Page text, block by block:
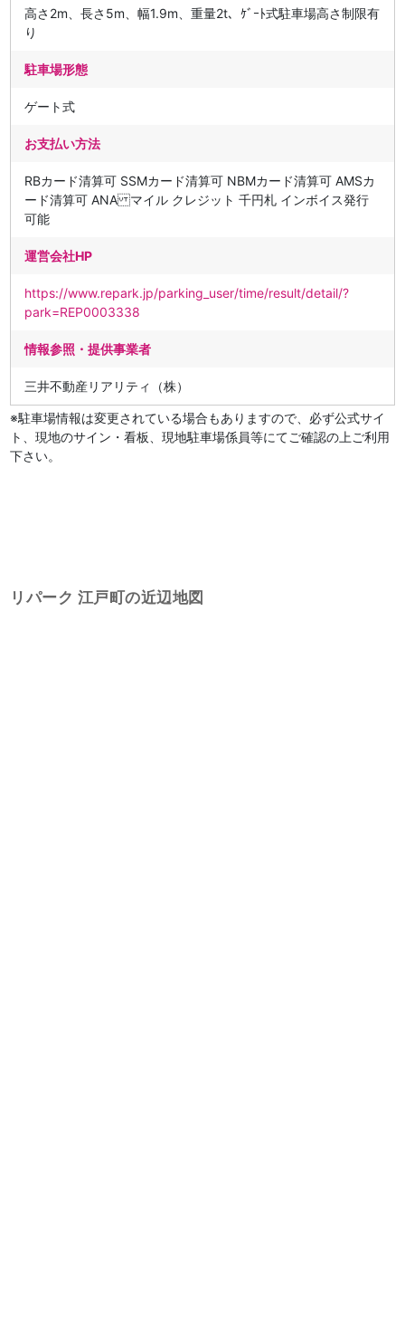
高さ2m、長さ5m、幅1.9m、重量2t、ｹﾞｰﾄ式駐車場高さ制限有
り
駐車場形態
ゲート式
お支払い方法
RBカード清算可 SSMカード清算可 NBMカード清算可 AMSカ
ード清算可 ANA マイル クレジット 千円札 インボイス発行
可能
運営会社HP
https://www.repark.jp/parking_user/time/result/detail/?
park=REP0003338
情報参照・提供事業者
三井不動産リアリティ（株）
※駐車場情報は変更されている場合もありますので、必ず公式サイ
ト、現地のサイン・看板、現地駐車場係員等にてご確認の上ご利用
下さい。
リパーク 江戸町の近辺地図